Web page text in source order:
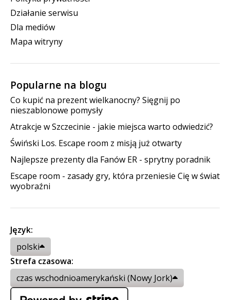
Działanie serwisu
Dla mediów
Mapa witryny
Popularne na blogu
Co kupić na prezent wielkanocny? Sięgnij po
nieszablonowe pomysły
Atrakcje w Szczecinie - jakie miejsca warto odwiedzić?
Świński Los. Escape room z misją już otwarty
Najlepsze prezenty dla Fanów ER - sprytny poradnik
Escape room - zasady gry, która przeniesie Cię w świat
wyobraźni
Język:
polski
Strefa czasowa:
czas wschodnioamerykański (Nowy Jork)